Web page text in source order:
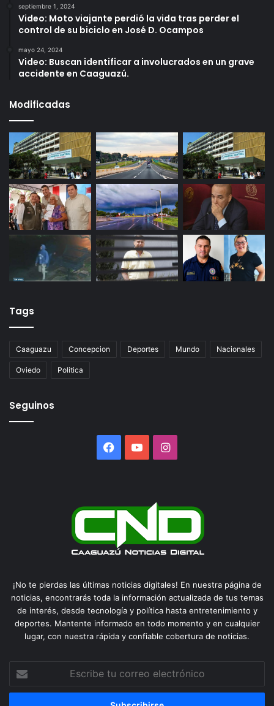
septiembre 1, 2024
Video: Moto viajante perdió la vida tras perder el
control de su biciclo en José D. Ocampos
mayo 24, 2024
Video: Buscan identificar a involucrados en un grave
accidente en Caaguazú.
Modificadas
Tags
Caaguazu Concepcion Deportes Mundo Nacionales
Oviedo Politica
Seguinos
FacebookYouTubeInstagram
¡No te pierdas las últimas noticias digitales! En nuestra página de
noticias, encontrarás toda la información actualizada de tus temas
de interés, desde tecnología y política hasta entretenimiento y
deportes. Mantente informado en todo momento y en cualquier
lugar, con nuestra rápida y confiable cobertura de noticias.
tu
correo